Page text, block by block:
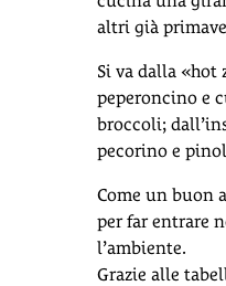
altri già
Si va dalla «hot
peperoncino e
broccoli;
pecorino e
Come un buon
per far entrare
l’ambiente.
Grazie alle